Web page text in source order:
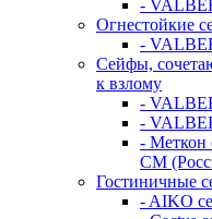
-
Огнестойкие
-
Сейфы,
к взлому
-
-
- Меткон
СМ
Гостиничные
- AIKO